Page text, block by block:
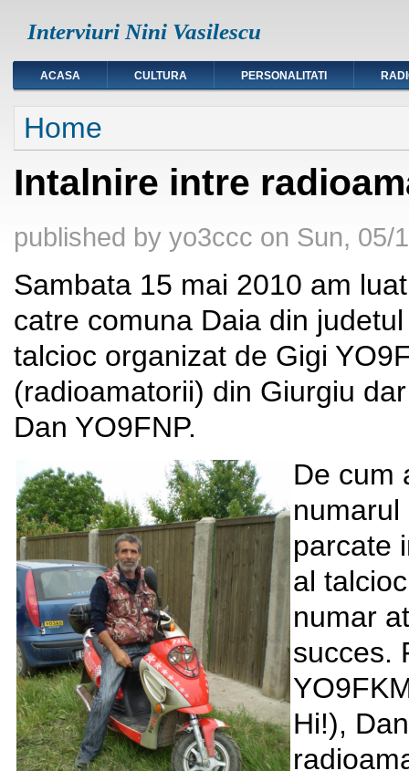
Interviuri Nini Vasilescu
ACASA CULTURA PERSONALITATI
You are here
Home
Intalnire intre
published by yo3ccc on Sun, 05/
Sambata 15 mai 2010 am
catre comuna Daia din
talcioc organizat de Gigi
(radioamatorii) din Giurgiu
Dan YO9FNP.
De cum
parcate
al
numar
succes.
Hi!),